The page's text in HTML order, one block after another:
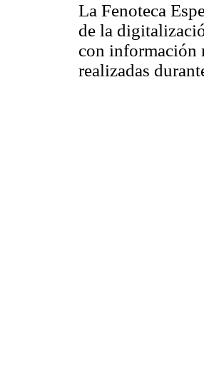
La Fenoteca
de la
con información
realizadas